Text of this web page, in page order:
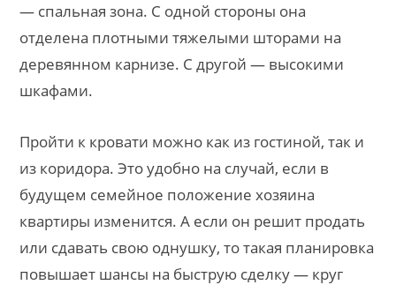
— спальная зона. С одной стороны она
отделена плотными тяжелыми шторами на
деревянном карнизе. С другой — высокими
шкафами.
Пройти к кровати можно как из гостиной, так и
из коридора. Это удобно на случай, если в
будущем семейное положение хозяина
квартиры изменится. А если он решит продать
или сдавать свою однушку, то такая планировка
повышает шансы на быструю сделку — круг